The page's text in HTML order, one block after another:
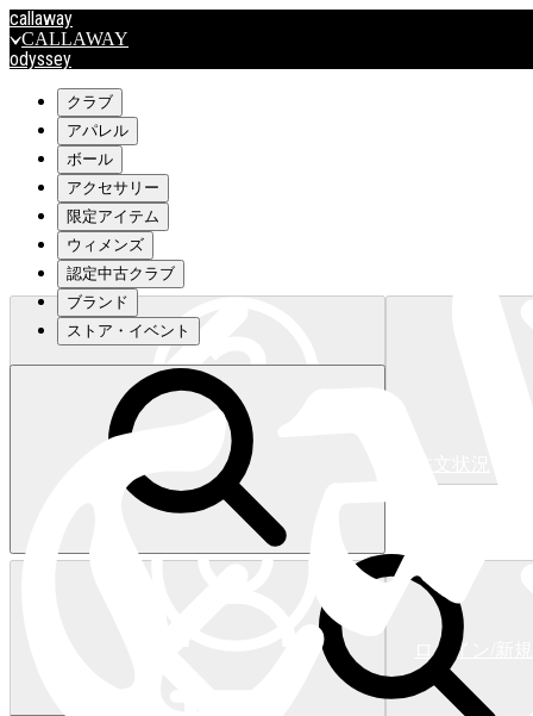
callaway
CALLAWAY
odyssey
travismathew
outlet
OUTLET
キャロウェイアパレルはこちら>>>
キャロウェイアパレルはこちら>>>
ログイン/新
クラブ
アパレル
ボール
アクセサリー
限定アイテム
ウィメンズ
認定中古クラブ
ブランド
ストア・イベント